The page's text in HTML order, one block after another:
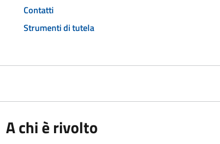
Contatti
Strumenti di tutela
A chi è rivolto